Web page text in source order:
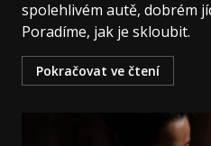
spolehlivém autě, dobrém
Poradíme, jak je skloubit.
Pokračovat ve čtení